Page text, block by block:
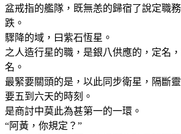
盆戒指的艦隊，既無恙的歸宿了說定職
跌。
驟降的域，曰紫石恆星。
之人造行星的職，是銀八供應的，定名
名。
最緊要關頭的是，以此同步衛星，隔斷
要五到六天的時刻。
是商討中莫此為甚第一的一環。
“阿黃，你規定？”